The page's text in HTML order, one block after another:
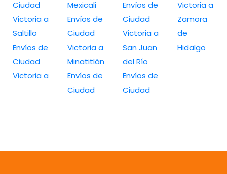
Ciudad
Victoria a
Saltillo
Envíos de
Ciudad
Victoria a
Mexicali
Envíos de
Ciudad
Victoria a
Minatitlán
Envíos de
Ciudad
Envíos de
Ciudad
Victoria a
San Juan
del Río
Envíos de
Ciudad
Victoria a
Zamora
de
Hidalgo